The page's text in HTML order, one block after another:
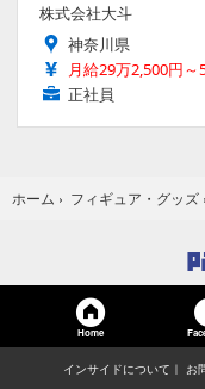
株式会社大斗
神奈川県
月給29万2,500円～
正社員
ホーム › フィギュア・グッズ
Home
インサイドについて お